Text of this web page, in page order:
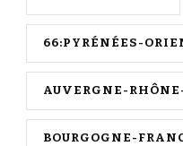
66:PYRÉNÉES-
AUVERGNE-
BOURGOGNE-